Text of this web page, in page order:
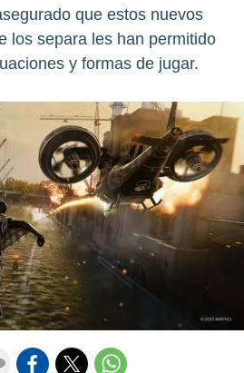
que estos nuevos
los separa les han permitido
y formas de jugar.